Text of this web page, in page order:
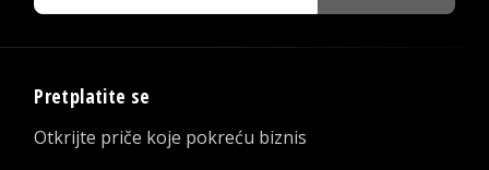
Pretplatite se
Otkrijte priče koje pokreću biznis